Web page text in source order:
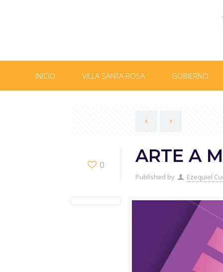
INICIO VILLA SANTA ROSA GOBIERNO
0 ARTE A
Published by Ezequiel